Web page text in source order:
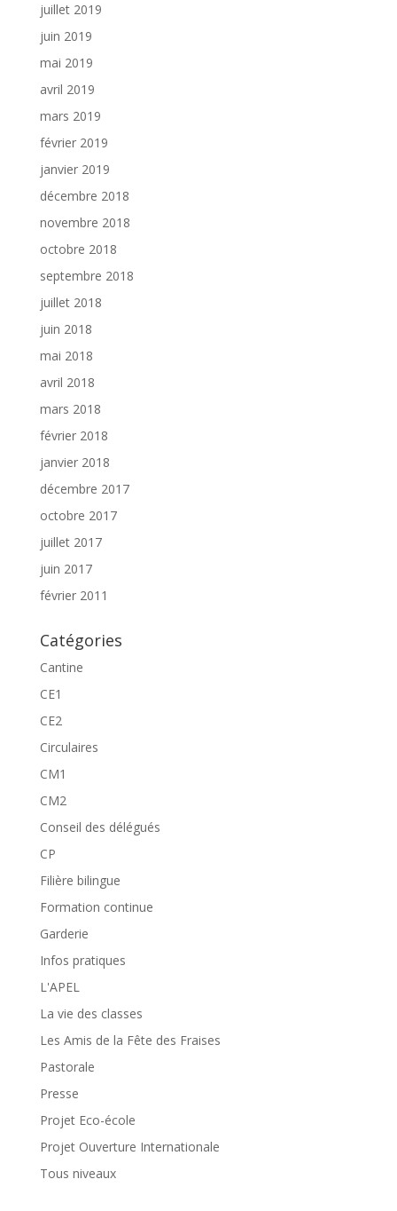
juillet 2019
juin 2019
mai 2019
avril 2019
mars 2019
février 2019
janvier 2019
décembre 2018
novembre 2018
octobre 2018
septembre 2018
juillet 2018
juin 2018
mai 2018
avril 2018
mars 2018
février 2018
janvier 2018
décembre 2017
octobre 2017
juillet 2017
juin 2017
février 2011
Catégories
Cantine
CE1
CE2
Circulaires
CM1
CM2
Conseil des délégués
CP
Filière bilingue
Formation continue
Garderie
Infos pratiques
L'APEL
La vie des classes
Les Amis de la Fête des Fraises
Pastorale
Presse
Projet Eco-école
Projet Ouverture Internationale
Tous niveaux